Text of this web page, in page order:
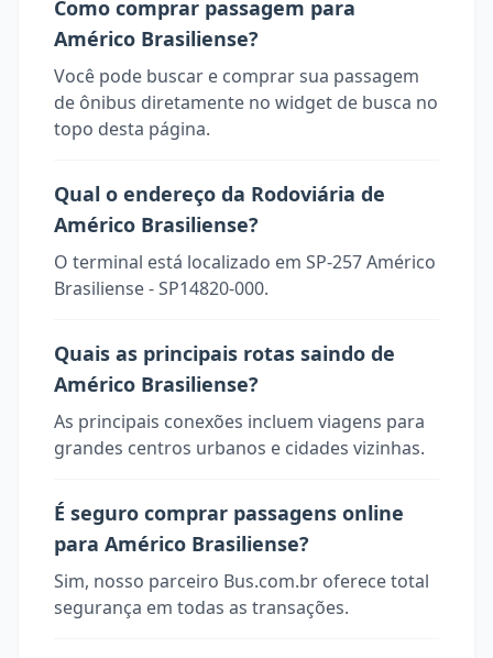
Como comprar passagem para
Américo Brasiliense?
Você pode buscar e comprar sua passagem
de ônibus diretamente no widget de busca no
topo desta página.
Qual o endereço da Rodoviária de
Américo Brasiliense?
O terminal está localizado em SP-257 Américo
Brasiliense - SP14820-000.
Quais as principais rotas saindo de
Américo Brasiliense?
As principais conexões incluem viagens para
grandes centros urbanos e cidades vizinhas.
É seguro comprar passagens online
para Américo Brasiliense?
Sim, nosso parceiro Bus.com.br oferece total
segurança em todas as transações.